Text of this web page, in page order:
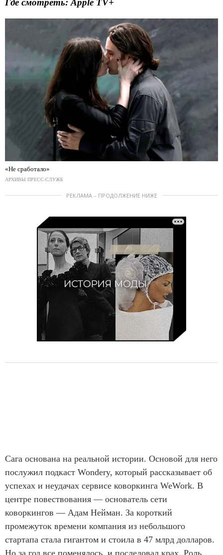
Где смотреть: Apple TV+
«Не сработало»
АРХИВЫ ПРЕСС-СЛУЖБ
РЕКЛАМА – ПРОДОЛЖЕНИЕ НИЖЕ
Сага основана на реальной истории. Основой для него
послужил подкаст Wondery, который рассказывает об
успехах и неудачах сервисе коворкинга WeWork. В
центре повествования — основатель сети
коворкингов — Адам Нейман. За короткий
промежуток времени компания из небольшого
стартапа стала гигантом и стоила в 47 млрд долларов.
Но за год все поменялось, и последовал крах. Роль